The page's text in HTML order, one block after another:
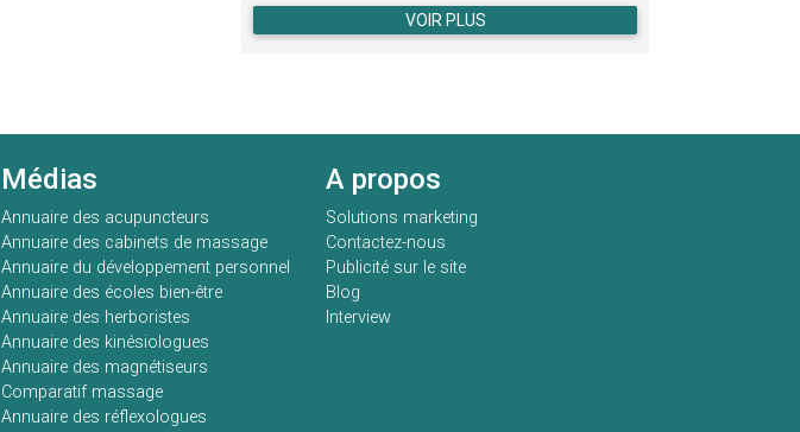
VOIR PLUS
Médias
Annuaire des acupuncteurs
Annuaire des cabinets de massage
Annuaire du développement personnel
Annuaire des écoles bien-être
Annuaire des herboristes
Annuaire des kinésiologues
Annuaire des magnétiseurs
Comparatif massage
Annuaire des réflexologues
A propos
Solutions marketing
Contactez-nous
Publicité sur le site
Blog
Interview